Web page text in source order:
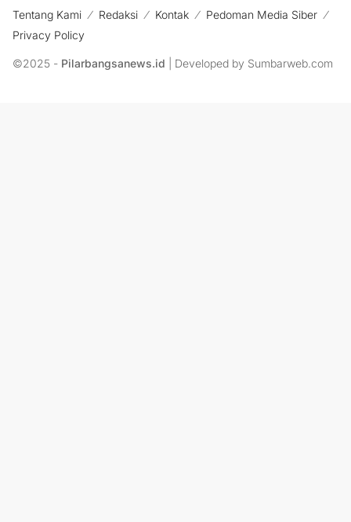
Tentang Kami Redaksi Kontak
Pedoman Media Siber
Privacy Policy
©2025 - Pilarbangsanews.id | Developed by Sumbarweb.com